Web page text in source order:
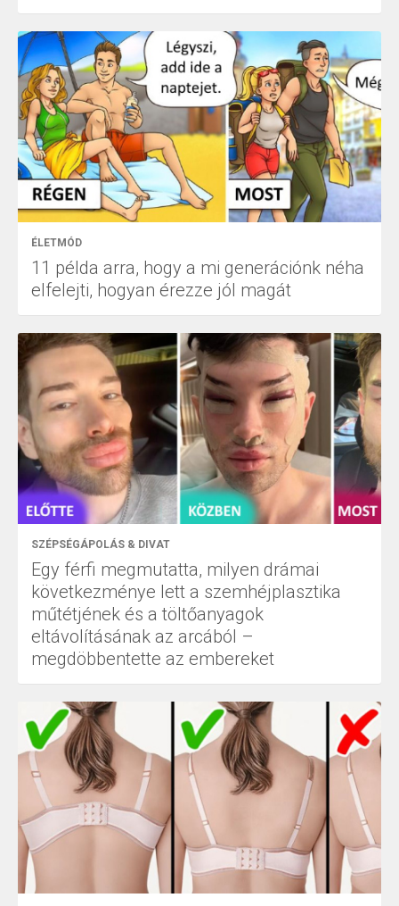
ÉLETMÓD
11 példa arra, hogy a mi generációnk néha
elfelejti, hogyan érezze jól magát
SZÉPSÉGÁPOLÁS & DIVAT
Egy férfi megmutatta, milyen drámai
következménye lett a szemhéjplasztika
műtétjének és a töltőanyagok
eltávolításának az arcából –
megdöbbentette az embereket